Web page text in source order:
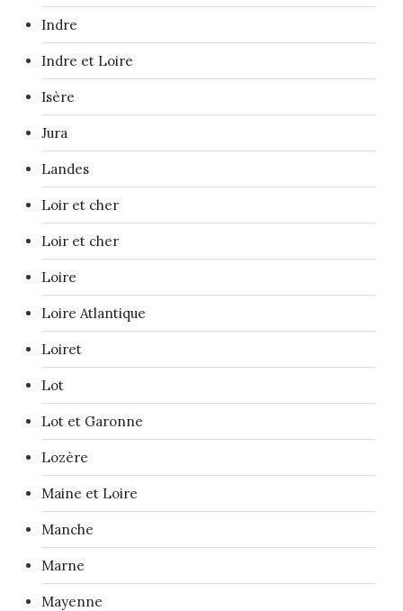
Indre
Indre et Loire
Isère
Jura
Landes
Loir et cher
Loir et cher
Loire
Loire Atlantique
Loiret
Lot
Lot et Garonne
Lozère
Maine et Loire
Manche
Marne
Mayenne